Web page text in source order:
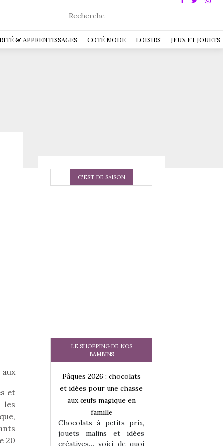
& APPRENTISSAGES COTÉ MODE LOISIRS JEUX ET JOUETS
et
les
20
C'EST DE SAISON
LE SHOPPING DE NOS
BAMBINS
: chocolats
une chasse
en
petits prix,
et idées
de quoi
Pâques 2026 : chocolats
et idées pour une chasse
aux œufs magique en
famille
Chocolats à petits prix,
jouets malins et idées
créatives… voici de quoi